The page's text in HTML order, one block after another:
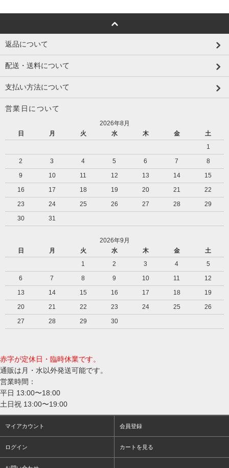
返品について
配送・送料について
支払い方法について
営業日について
2026年8月
日
月 火 水 木 金
土
1
2
3 4 5 6 7
8
9
10 11 12 13 14
15
16
17 18 19 20 21
22
23
24 25 26 27 28
29
30
31
2026年9月
日
月 火 水 木 金
土
1
2 3 4
5
6
7 8 9 10 11
12
13
14 15 16 17 18
19
20
21 22 23 24 25
26
27
28 29 30
赤字が定休日・臨時休業です。
通販は月・水以外発送可能です。
営業時間：
平日 13:00〜18:00
土日祝 13:00〜19:00
マイアカウント 会員登録
ログイン カートを見る